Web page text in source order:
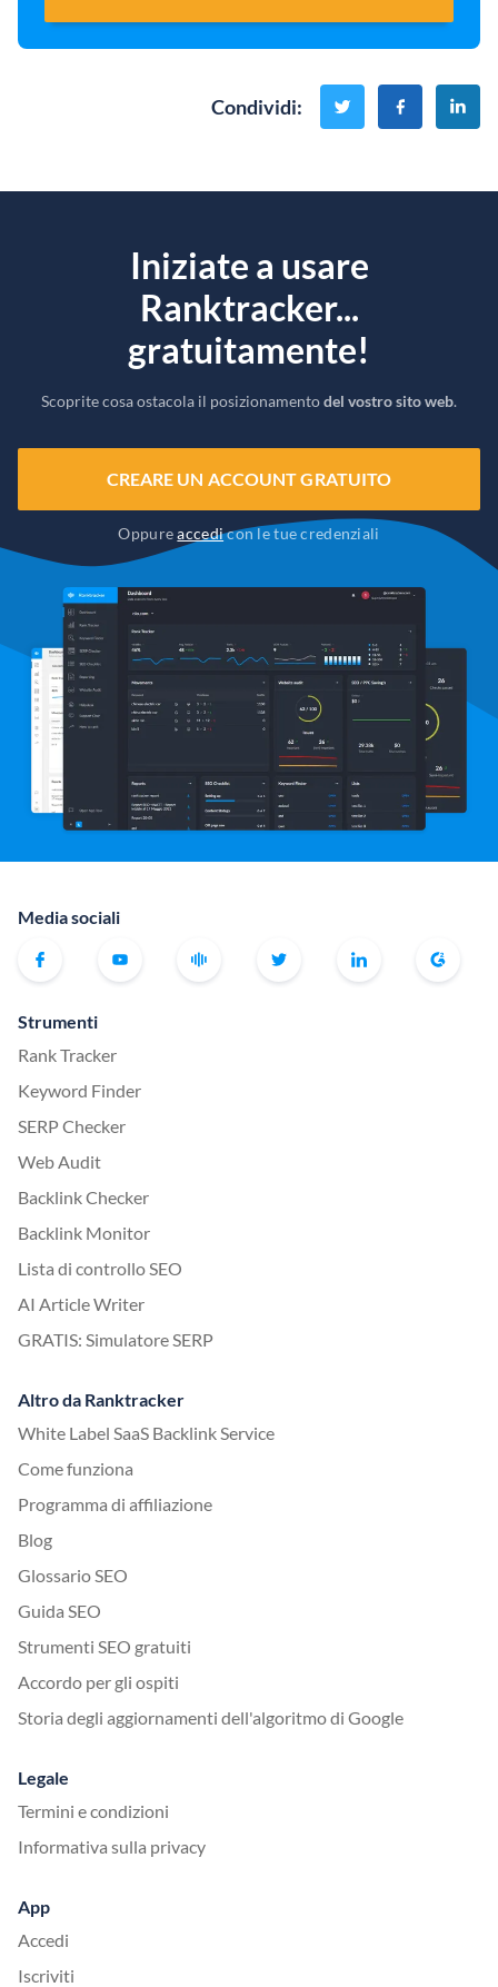
Condividi:
Iniziate a usare
Ranktracker...
gratuitamente!
Scoprite cosa ostacola il posizionamentodel vostro sito web.
CREARE UN ACCOUNT GRATUITO
Oppureaccedicon le tue credenziali
Media sociali
Strumenti
Rank Tracker
Keyword Finder
SERP Checker
Web Audit
Backlink Checker
Backlink Monitor
Lista di controllo SEO
AI Article Writer
GRATIS: Simulatore SERP
Altro da Ranktracker
White Label SaaS Backlink Service
Come funziona
Programma di affiliazione
Blog
Glossario SEO
Guida SEO
Strumenti SEO gratuiti
Accordo per gli ospiti
Storia degli aggiornamenti dell'algoritmo di Google
Legale
Termini e condizioni
Informativa sulla privacy
App
Accedi
Iscriviti